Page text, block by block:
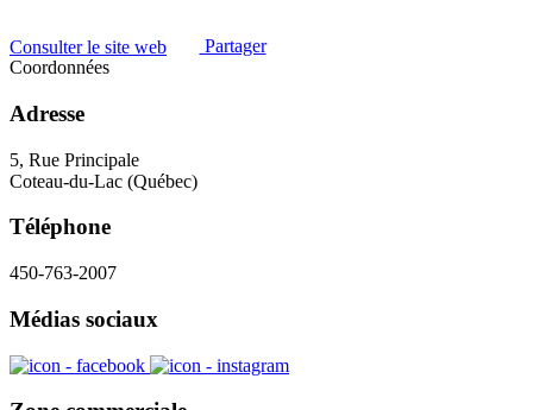
Consulter le site web
Partager
Coordonnées
Adresse
5, Rue Principale
Coteau-du-Lac (Québec)
Téléphone
450-763-2007
Médias sociaux